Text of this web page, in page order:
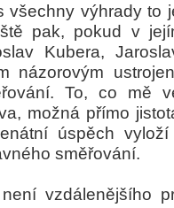
všechny výhrady to
pak, pokud v
Kubera,
názorovým
To, co mě
možná přímo
úspěch
směřování.
vzdálenějšího